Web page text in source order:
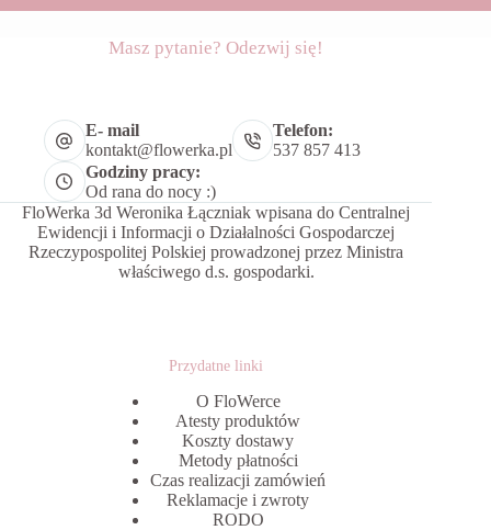
Masz pytanie? Odezwij się!
E- mail
kontakt@flowerka.pl
Telefon:
537 857 413
Godziny pracy:
Od rana do nocy :)
FloWerka 3d Weronika Łączniak wpisana do Centralnej
Ewidencji i Informacji o Działalności Gospodarczej
Rzeczypospolitej Polskiej prowadzonej przez Ministra
właściwego d.s. gospodarki.
Przydatne linki
O FloWerce
Atesty produktów
Koszty dostawy
Metody płatności
Czas realizacji zamówień
Reklamacje i zwroty
RODO